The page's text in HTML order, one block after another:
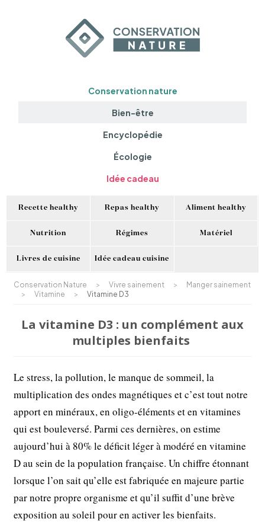
Conservation nature
Bien-être
Encyclopédie
Écologie
Idée cadeau
Recette healthy Repas healthy Aliment healthy
Nutrition Régimes Matériel
Livres de cuisine Idée cadeau cuisine
Conservation Nature > Vivre sainement >
Manger sainement
>
Vitamine > Vitamine D3
La vitamine D3 : un complément aux
multiples bienfaits
Le stress, la pollution, le manque de sommeil, la
multiplication des ondes magnétiques et c’est tout notre
apport en minéraux, en oligo-éléments et en vitamines
qui est bouleversé. Parmi ces dernières, on estime
aujourd’hui à 80% le déficit léger à modéré en vitamine
D au sein de la population française. Un chiffre étonnant
lorsque l’on sait qu’elle est fabriquée en majeure partie
par notre propre organisme et qu’il suffit d’une brève
exposition au soleil pour en activer les bienfaits.